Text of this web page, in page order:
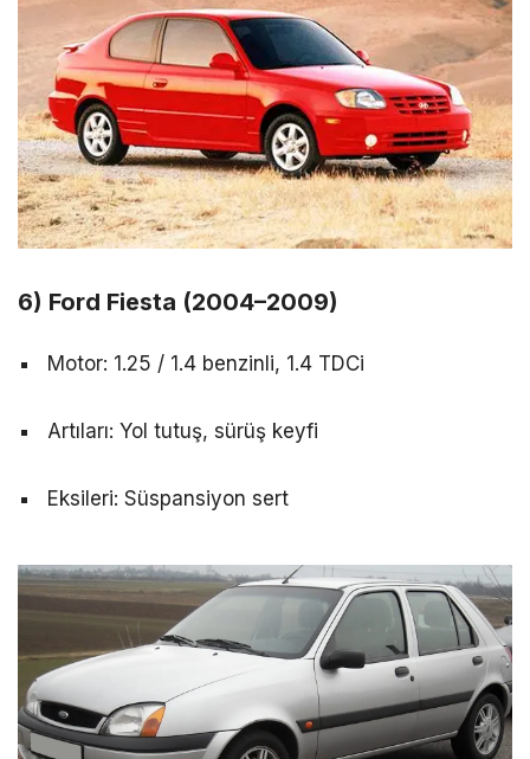
6) Ford Fiesta (2004–2009)
Motor: 1.25 / 1.4 benzinli, 1.4 TDCi
Artıları: Yol tutuş, sürüş keyfi
Eksileri: Süspansiyon sert